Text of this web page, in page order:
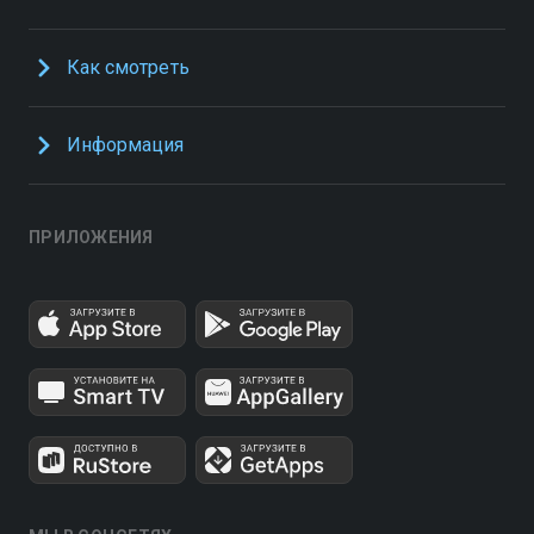
Как смотреть
Информация
ПРИЛОЖЕНИЯ